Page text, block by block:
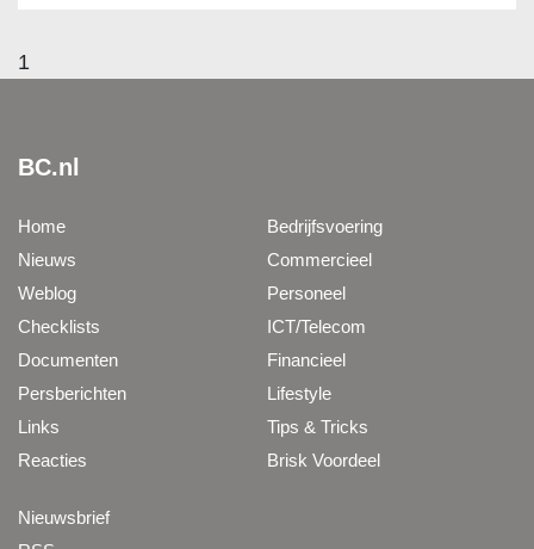
1
BC.nl
Home
Nieuws
Weblog
Checklists
Documenten
Persberichten
Links
Reacties
Bedrijfsvoering
Commercieel
Personeel
ICT/Telecom
Financieel
Lifestyle
Tips & Tricks
Brisk Voordeel
Nieuwsbrief